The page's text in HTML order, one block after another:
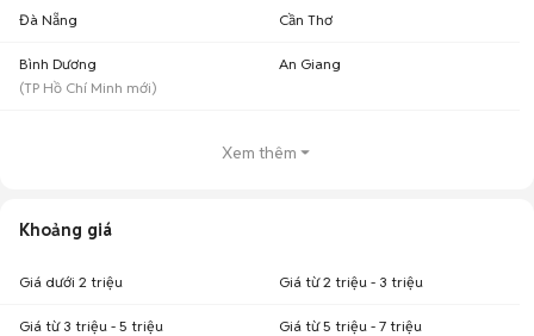
Đà Nẵng Cần Thơ
Bình Dương
(TP Hồ Chí Minh mới)
An Giang
Xem thêm
Khoảng giá
Giá dưới 2 triệu Giá từ 2 triệu - 3 triệu
Giá từ 3 triệu - 5 triệu Giá từ 5 triệu - 7 triệu